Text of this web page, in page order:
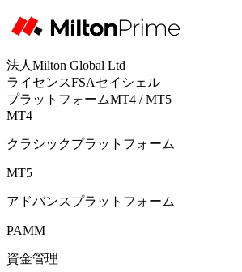
法人 Milton Global Ltd
ライセンスFSAセイシェル
プラットフォームMT4 / MT5
MT4
クラシックプラットフォーム
MT5
アドバンスプラットフォーム
PAMM
資金管理